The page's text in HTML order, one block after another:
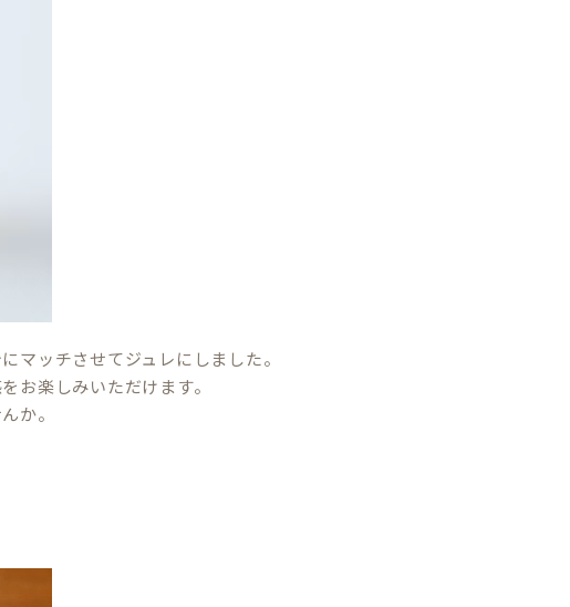
マッチさせてジュレにしました。
お楽しみいただけます。
か。